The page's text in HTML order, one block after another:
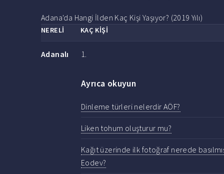
Adana'da Hangi İlden Kaç Kişi Yaşıyor? (2019 Yılı)
NERELİ KAÇ KİŞİ
Adanalı 1.
Ayrıca okuyun
Dinleme türleri nelerdir AÖF?
Liken tohum oluşturur mu?
Kağıt üzerinde ilk fotoğraf nerede
Eodev?